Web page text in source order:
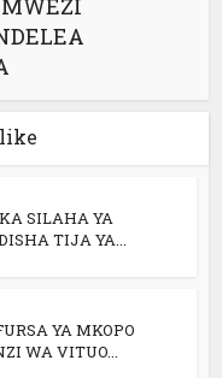
SILAHA YA
TIJA YA...
YA MKOPO
WA VITUO...